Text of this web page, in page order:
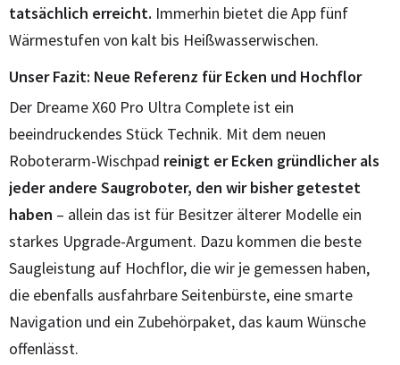
tatsächlich erreicht. Immerhin bietet die App fünf
Wärmestufen von kalt bis Heißwasserwischen.
Unser Fazit: Neue Referenz für Ecken und Hochflor
Der Dreame X60 Pro Ultra Complete ist ein
beeindruckendes Stück Technik. Mit dem neuen
Roboterarm-Wischpad reinigt er Ecken gründlicher als
jeder andere Saugroboter, den wir bisher getestet
haben – allein das ist für Besitzer älterer Modelle ein
starkes Upgrade-Argument. Dazu kommen die beste
Saugleistung auf Hochflor, die wir je gemessen haben,
die ebenfalls ausfahrbare Seitenbürste, eine smarte
Navigation und ein Zubehörpaket, das kaum Wünsche
offenlässt.